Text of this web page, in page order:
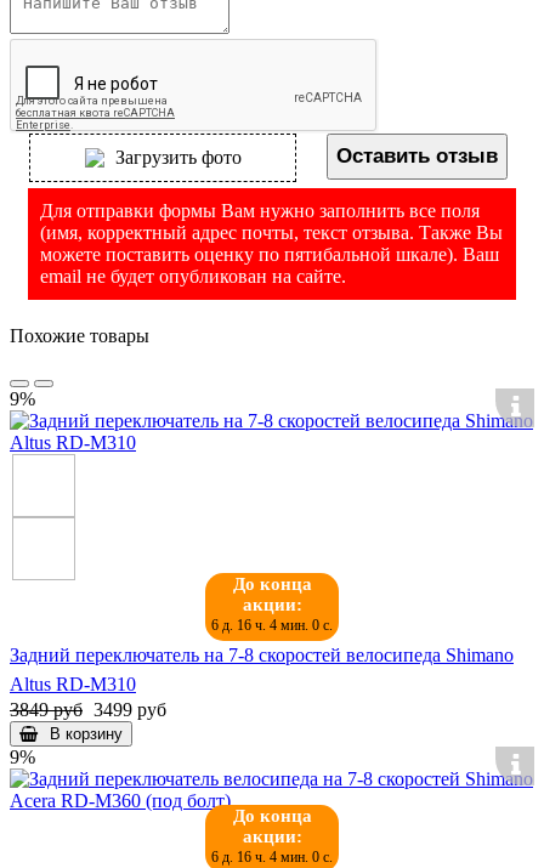
Загрузить фото Оставить отзыв
Для отправки формы Вам нужно заполнить все поля
(имя, корректный адрес почты, текст отзыва. Также Вы
можете поставить оценку по пятибальной шкале). Ваш
email не будет опубликован на сайте.
Похожие товары
9%
До конца
акции:
6 д. 16 ч. 3 мин. 58 с.
Задний переключатель на 7-8 скоростей велосипеда Shimano
Altus RD-M310
3849 руб 3499 руб
В корзину
9%
До конца
акции:
6 д. 16 ч. 3 мин. 58 с.